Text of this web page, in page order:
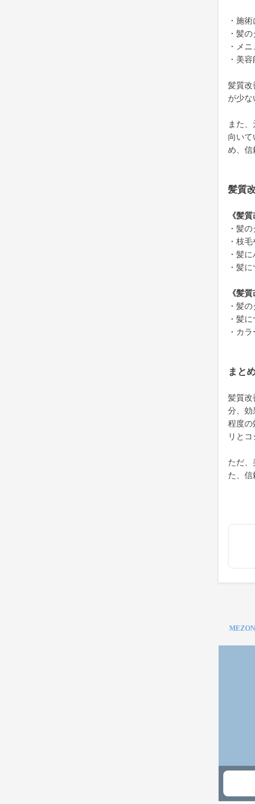
・施
・髪
・メ
・美
髪質改
が少な
また
向いて
め、信
髪質
《髪
・髪
・枝
・髪
・髪
《髪
・髪
・髪
・カ
まと
髪質改
分、効
程度の
リと
ただ、
た、信
MEZON